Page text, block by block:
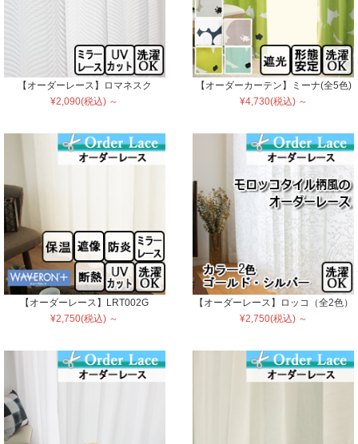
【オーダーレース】ロマネスク
¥2,090(税込) ～
【オーダーカーテン】ミーナ(全5色)
¥4,730(税込) ～
【オーダーレース】LRT002G
¥2,750(税込) ～
【オーダーレース】ロッコ（全2色）
¥2,750(税込) ～